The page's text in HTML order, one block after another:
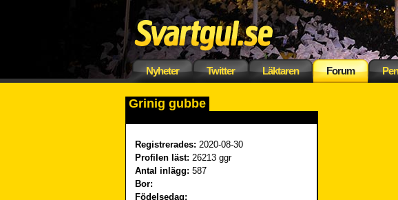
Nyheter Twitter Läktaren Forum
Grinig gubbe
Registrerades: 2020-08-30
Profilen läst: 26213 ggr
Antal inlägg: 587
Bor:
Födelsedag: